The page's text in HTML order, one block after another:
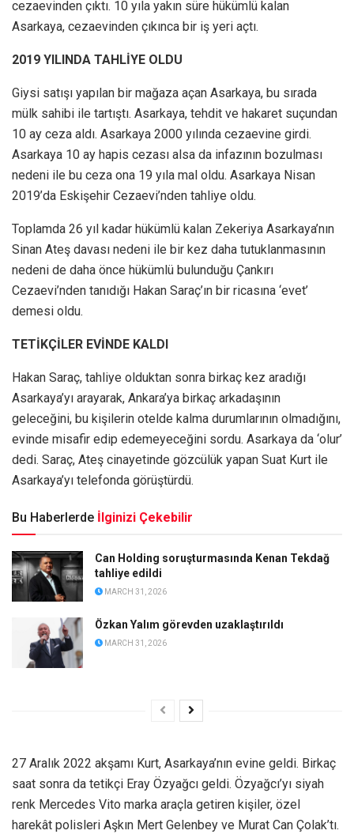
cezaevinden çıktı. 10 yıla yakın süre hükümlü kalan
Asarkaya, cezaevinden çıkınca bir iş yeri açtı.
2019 YILINDA TAHLİYE OLDU
Giysi satışı yapılan bir mağaza açan Asarkaya, bu sırada
mülk sahibi ile tartıştı. Asarkaya, tehdit ve hakaret suçundan
10 ay ceza aldı. Asarkaya 2000 yılında cezaevine girdi.
Asarkaya 10 ay hapis cezası alsa da infazının bozulması
nedeni ile bu ceza ona 19 yıla mal oldu. Asarkaya Nisan
2019’da Eskişehir Cezaevi’nden tahliye oldu.
Toplamda 26 yıl kadar hükümlü kalan Zekeriya Asarkaya’nın
Sinan Ateş davası nedeni ile bir kez daha tutuklanmasının
nedeni de daha önce hükümlü bulunduğu Çankırı
Cezaevi’nden tanıdığı Hakan Saraç’ın bir ricasına ‘evet’
demesi oldu.
TETİKÇİLER EVİNDE KALDI
Hakan Saraç, tahliye olduktan sonra birkaç kez aradığı
Asarkaya’yı arayarak, Ankara’ya birkaç arkadaşının
geleceğini, bu kişilerin otelde kalma durumlarının olmadığını,
evinde misafir edip edemeyeceğini sordu. Asarkaya da ‘olur’
dedi. Saraç, Ateş cinayetinde gözcülük yapan Suat Kurt ile
Asarkaya’yı telefonda görüştürdü.
Bu Haberlerde İlginizi Çekebilir
Can Holding soruşturmasında Kenan Tekdağ
tahliye edildi
MARCH 31, 2026
Özkan Yalım görevden uzaklaştırıldı
MARCH 31, 2026
27 Aralık 2022 akşamı Kurt, Asarkaya’nın evine geldi. Birkaç
saat sonra da tetikçi Eray Özyağcı geldi. Özyağcı’yı siyah
renk Mercedes Vito marka araçla getiren kişiler, özel
harekât polisleri Aşkın Mert Gelenbey ve Murat Can Çolak’tı.